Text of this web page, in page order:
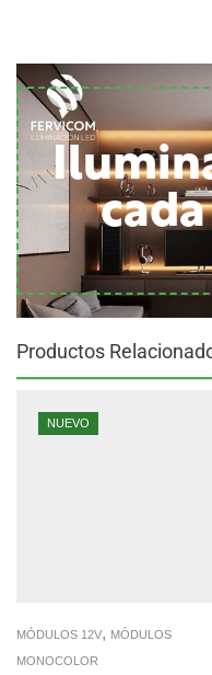
Productos
NUEVO
MÓDULOS 12V, MÓDULOS
MONOCOLOR